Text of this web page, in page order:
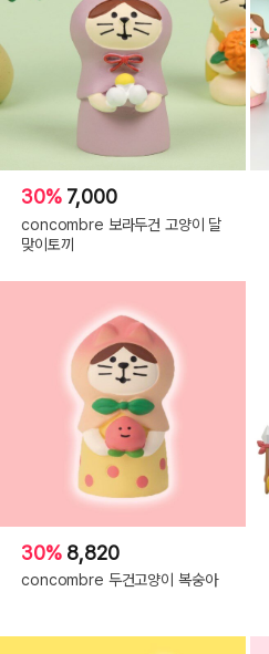
30% 7,000
concombre 보라두건 고양이 달
맞이토끼
30% 8,820
concombre 두건고양이 복숭아